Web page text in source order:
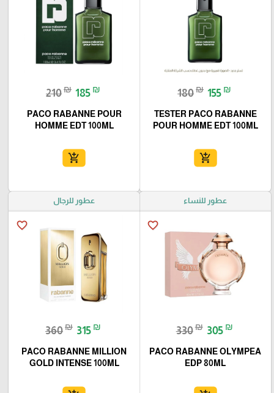
180₪ 155 ₪
TESTER PACO RABANNE
POUR HOMME EDT 100ML
add_shopping_cart
210₪ 185 ₪
PACO RABANNE POUR
HOMME EDT 100ML
add_shopping_cart
عطور للنساء
favorite_border
330₪ 305 ₪
PACO RABANNE OLYMPEA
EDP 80ML
عطور للرجال
favorite_border
360₪ 315 ₪
PACO RABANNE MILLION
GOLD INTENSE 100ML